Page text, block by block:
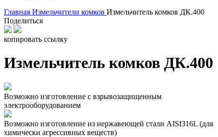
Главная Измельчители комков Измельчитель комков ДК.400
Поделиться
копировать ссылку
Измельчитель комков ДК.400
Возможно изготовление с взрывозащищенным
электрооборудованием
Возможно изготовление из нержавеющей стали AISI316L (для
химически агрессивных веществ)